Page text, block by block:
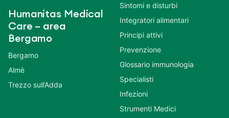
Humanitas Medical
Care – area
Bergamo
Bergamo
Almè
Trezzo sull’Adda
Sintomi e disturbi
Integratori alimentari
Principi attivi
Prevenzione
Glossario immunologia
Specialisti
Infezioni
Strumenti Medici